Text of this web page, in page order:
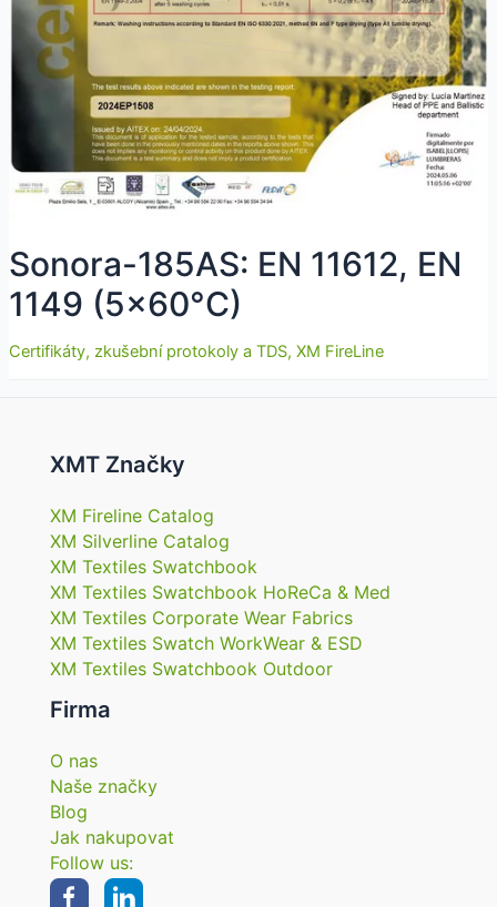
Sonora-185AS: EN 11612, EN
1149 (5×60°C)
Certifikáty, zkušební protokoly a TDS, XM FireLine
XMT Značky
XM Fireline Catalog
XM Silverline Catalog
XM Textiles Swatchbook
XM Textiles Swatchbook HoReCa & Med
XM Textiles Corporate Wear Fabrics
XM Textiles Swatch WorkWear & ESD
XM Textiles Swatchbook Outdoor
Firma
O nas
Naše značky
Blog
Jak nakupovat
Follow us: